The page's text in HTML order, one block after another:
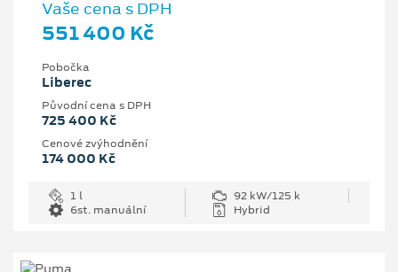
Vaše cena s DPH
551 400 Kč
Pobočka
Liberec
Původní cena s DPH
725 400 Kč
Cenové zvýhodnění
174 000 Kč
1 l
92 kW/125 k
6st. manuální
Hybrid